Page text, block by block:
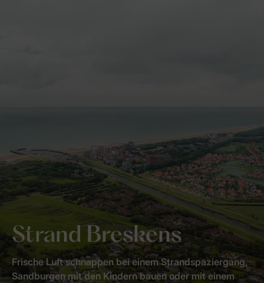
Strand Breskens
Frische Luft schnappen bei einem Strandspaziergang,
Sandburgen mit den Kindern bauen oder mit einem